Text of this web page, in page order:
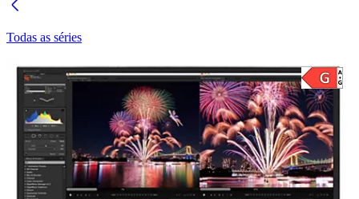
Todas as séries